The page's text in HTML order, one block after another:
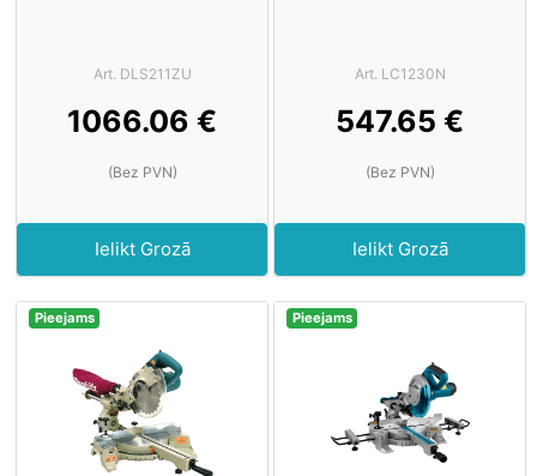
Art. DLS211ZU
1066.06 €
(Bez PVN)
Ielikt Grozā
Art. LC1230N
547.65 €
(Bez PVN)
Ielikt Grozā
Pieejams Pieejams